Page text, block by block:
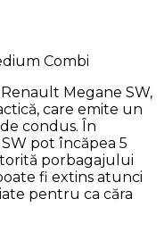
Combi
Megane SW,
care emite un
condus. În
pot încăpea 5
porbagajului
fi extins atunci
pentru ca căra